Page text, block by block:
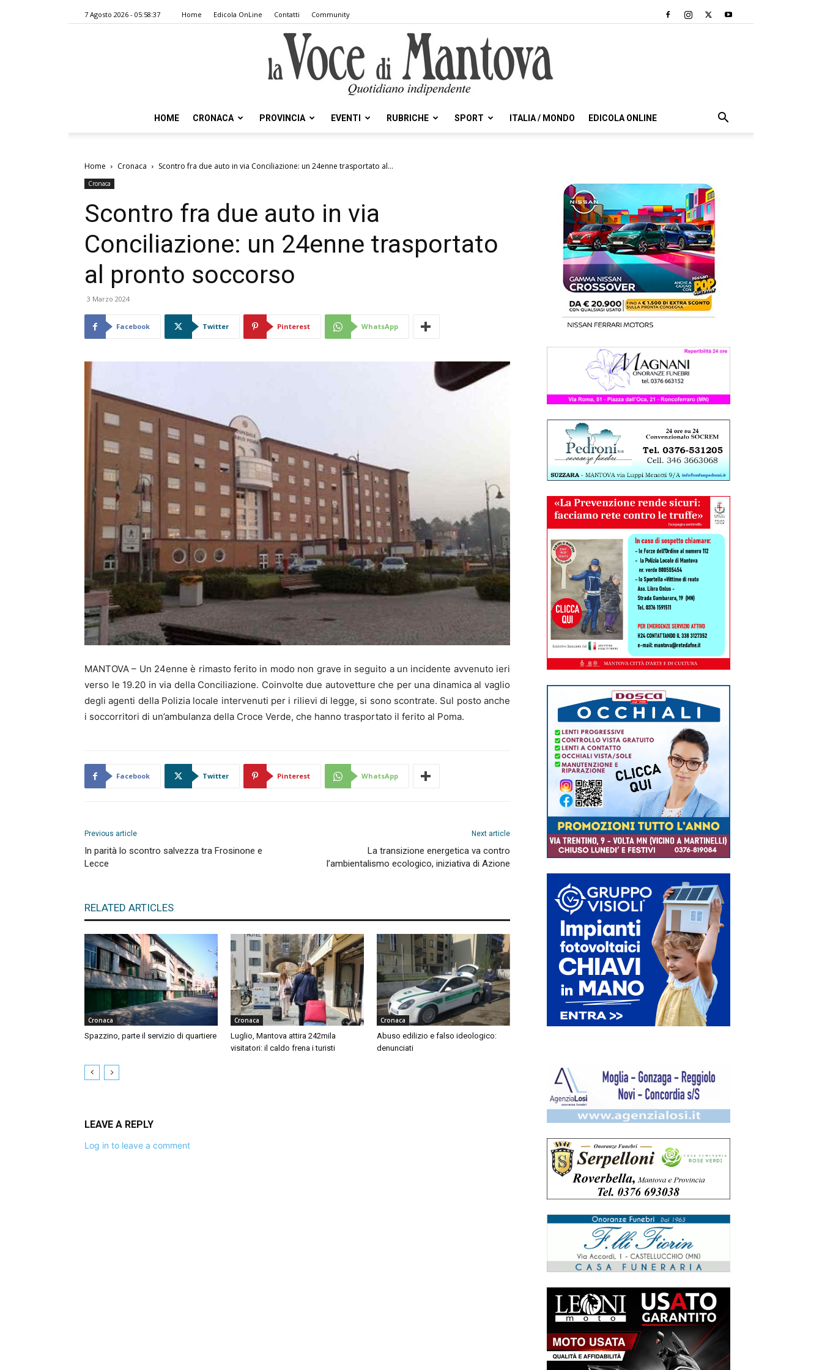
7 Agosto 2026 - 05:58:37 Home Edicola OnLine Contatti Community
Mantova
HOME CRONACA PROVINCIA EVENTI RUBRICHE SPORT ITALIA / MONDO EDICOLA ONLINE
Home Cronaca Scontro fra due auto in via Conciliazione: un 24enne trasportato al...
Cronaca
Scontro fra due auto in via
Conciliazione: un 24enne trasportato
al pronto soccorso
3 Marzo 2024
Facebook Twitter Pinterest WhatsApp
MANTOVA – Un 24enne è rimasto ferito in modo non grave in seguito a un incidente avvenuto ieri
verso le 19.20 in via della Conciliazione. Coinvolte due autovetture che per una dinamica al vaglio
degli agenti della Polizia locale intervenuti per i rilievi di legge, si sono scontrate. Sul posto anche
i soccorritori di un’ambulanza della Croce Verde, che hanno trasportato il ferito al Poma.
Facebook Twitter Pinterest WhatsApp
Previous article
In parità lo scontro salvezza tra Frosinone e
Lecce
Next article
La transizione energetica va contro
l’ambientalismo ecologico, iniziativa di Azione
RELATED ARTICLES
Cronaca
Spazzino, parte il servizio di quartiere
Cronaca
Luglio, Mantova attira 242mila
visitatori: il caldo frena i turisti
Cronaca
Abuso edilizio e falso ideologico:
denunciati
LEAVE A REPLY
Log in to leave a comment